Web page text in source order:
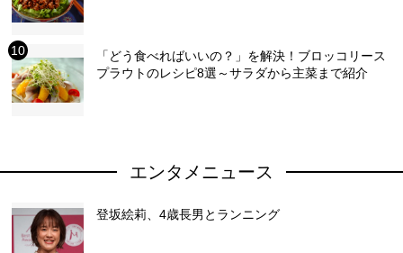
「どう食べればいいの？」を解決！ブロッコリース
プラウトのレシピ8選～サラダから主菜まで紹介
エンタメニュース
登坂絵莉、4歳長男とランニング